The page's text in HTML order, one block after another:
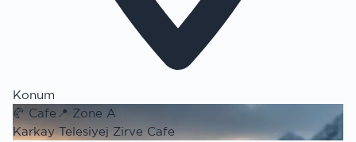
Konum
🥐 Cafe 📍 Zone A
Karkay Telesiyej Zirve Cafe